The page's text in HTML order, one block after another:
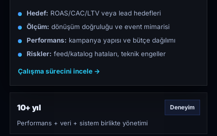
Hedef: ROAS/CAC/LTV veya lead hedefleri
Ölçüm: dönüşüm doğruluğu ve event mimarisi
Performans: kampanya yapısı ve bütçe dağılımı
Riskler: feed/katalog hataları, teknik engeller
Çalışma sürecini incele →
10+ yıl Deneyim
Performans + veri + sistem birlikte yönetimi